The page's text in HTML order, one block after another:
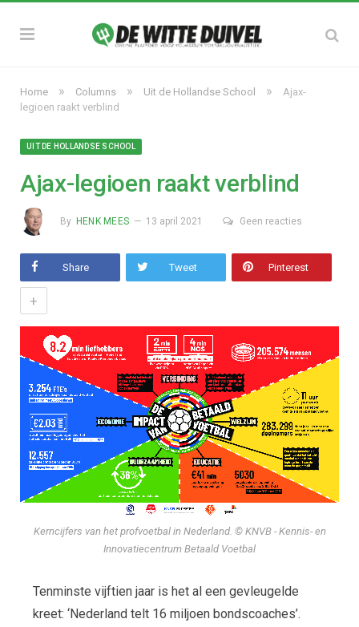
Home » Columns » Uit de Hollandse School »
Ajax-
legioen raakt verblind
UIT DE HOLLANDSE SCHOOL
Ajax-legioen raakt verblind
By HENK MEES 13 april 2021 Geen reacties
Share Tweet Pinterest
+
Kerncijfers van het profvoetbal in Nederland. © KNVB - Kennis- en
Innovatiecentrum Betaald Voetbal
Tenminste vijftien jaar is het al een gevleugelde
kreet: ‘Nederland telt 16 miljoen bondscoaches’.